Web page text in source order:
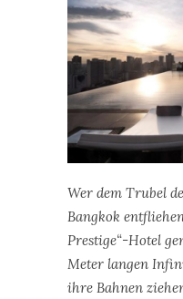
Wer dem Trubel
Bangkok
Prestige“-Hotel
Meter langen
ihre Bahnen